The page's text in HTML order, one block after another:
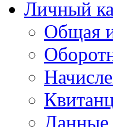
Личный
Общая
Данные